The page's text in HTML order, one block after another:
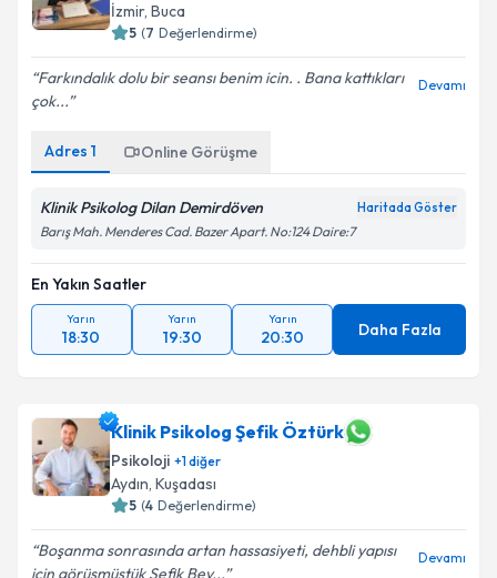
İzmir, Buca
5 (7 Değerlendirme)
Farkındalık dolu bir seansı benim icin. . Bana kattıkları
çok...
Devamı
Adres 1 Online Görüşme
Klinik Psikolog Dilan Demirdöven Haritada Göster
Barış Mah. Menderes Cad. Bazer Apart. No:124 Daire:7
En Yakın Saatler
Yarın
18:30
Yarın
19:30
Yarın
20:30 Daha Fazla
Klinik Psikolog Şefik Öztürk
Psikoloji +1diğer
Aydın, Kuşadası
5 (4 Değerlendirme)
Boşanma sonrasında artan hassasiyeti, dehbli yapısı
Devamı